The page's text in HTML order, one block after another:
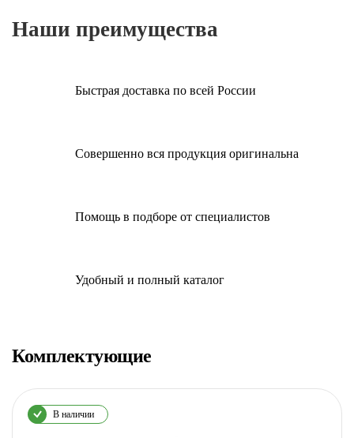
Наши преимущества
Быстрая доставка по всей России
Совершенно вся продукция оригинальна
Помощь в подборе от специалистов
Удобный и полный каталог
Комплектующие
В наличии